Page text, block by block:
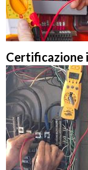
Certificazione